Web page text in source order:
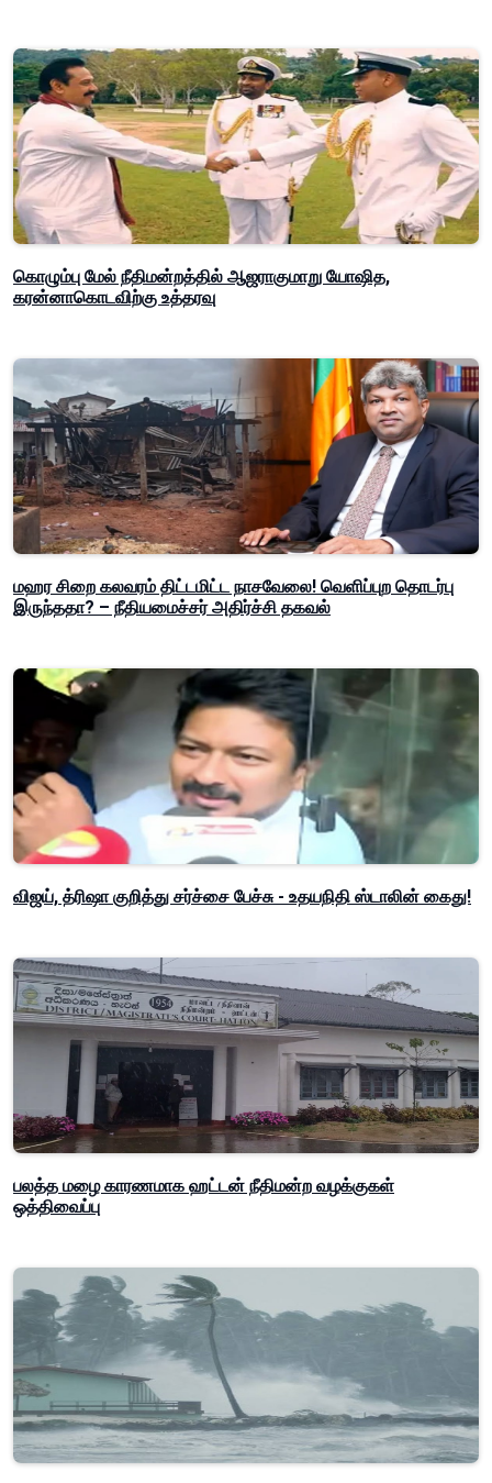
கொழும்பு மேல் நீதிமன்றத்தில் ஆஜராகுமாறு யோஷித,
கரன்னாகொடவிற்கு உத்தரவு
மஹர சிறை கலவரம் திட்டமிட்ட நாசவேலை! வெளிப்புற தொடர்பு
இருந்ததா? – நீதியமைச்சர் அதிர்ச்சி தகவல்
விஜய், த்ரிஷா குறித்து சர்ச்சை பேச்சு - உதயநிதி ஸ்டாலின் கைது!
பலத்த மழை காரணமாக ஹட்டன் நீதிமன்ற வழக்குகள்
ஒத்திவைப்பு